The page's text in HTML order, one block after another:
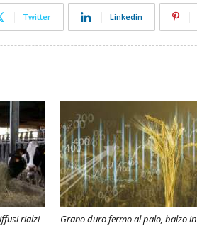
Twitter Linkedin
rialzi
Grano duro fermo al palo, balzo in